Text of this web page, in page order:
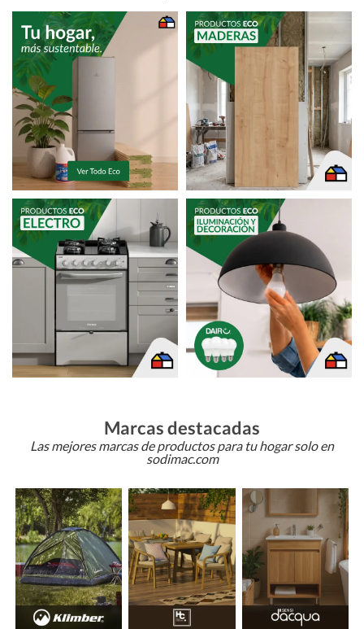
Marcas destacadas
Las mejores marcas de productos para tu hogar solo en
sodimac.com